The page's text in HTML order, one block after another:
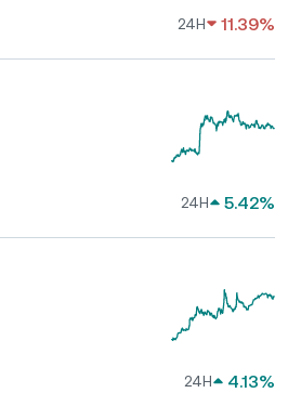
24H 11.39%
24H 5.42%
24H 4.13%